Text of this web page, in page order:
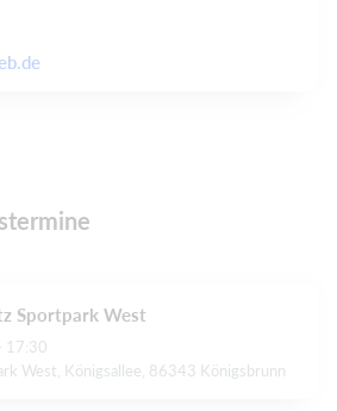
Sportpark West
17:30
West, Königsallee, 86343 Königsbrunn